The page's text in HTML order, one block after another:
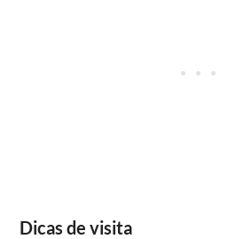
Dicas de visita